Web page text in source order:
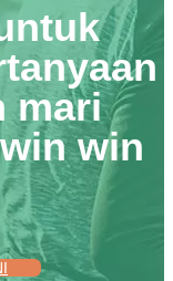
mari
win